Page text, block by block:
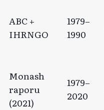
ABC +
IHRNGO
1979–
1990
Monash
raporu
(2021)
1979–
2020